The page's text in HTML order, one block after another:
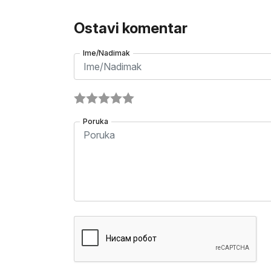
Ostavi komentar
Ime/Nadimak
Poruka